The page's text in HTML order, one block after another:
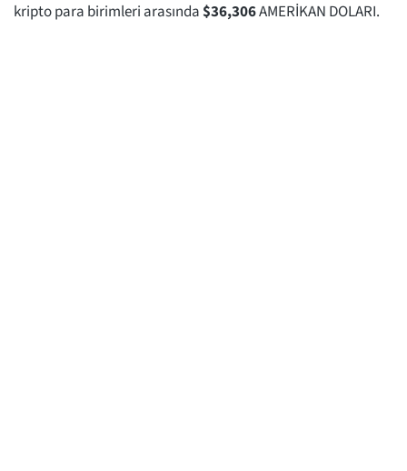
kripto para birimleri arasında$36,306AMERİKAN DOLARI.